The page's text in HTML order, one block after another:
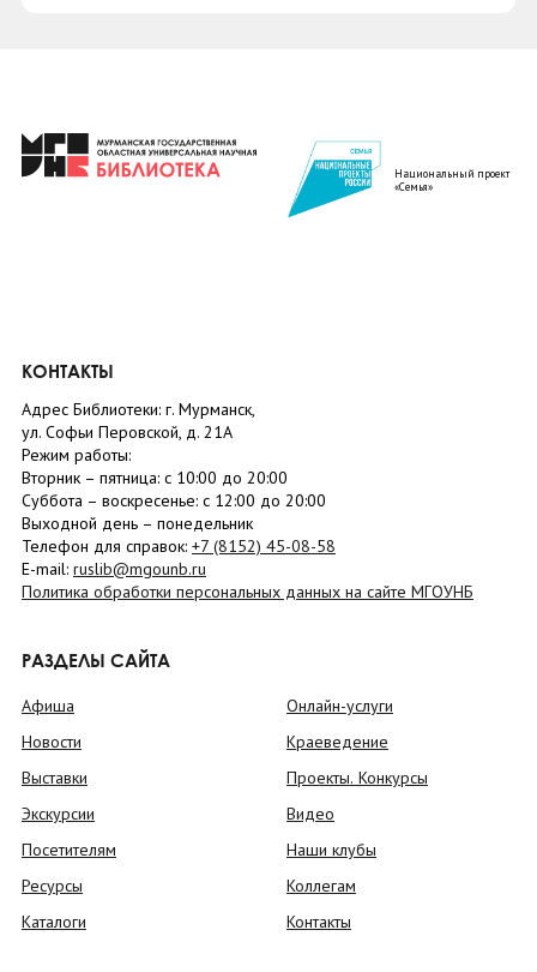
Национальный проект
«Семья»
КОНТАКТЫ
Адрес Библиотеки: г. Мурманск,
ул. Софьи Перовской, д. 21А
Режим работы:
Вторник – пятница: с 10:00 до 20:00
Суббота – воскресенье: c 12:00 до 20:00
Выходной день – понедельник
Телефон для справок: +7 (8152) 45-08-58
E-mail: ruslib@mgounb.ru
Политика обработки персональных данных на сайте МГОУНБ
РАЗДЕЛЫ САЙТА
Афиша
Новости
Выставки
Экскурсии
Посетителям
Ресурсы
Каталоги
Онлайн-услуги
Краеведение
Проекты. Конкурсы
Видео
Наши клубы
Коллегам
Контакты